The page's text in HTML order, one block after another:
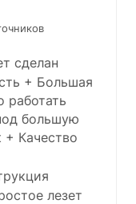
сделан
+ Большая
работать
большую
+ Качество
лезет